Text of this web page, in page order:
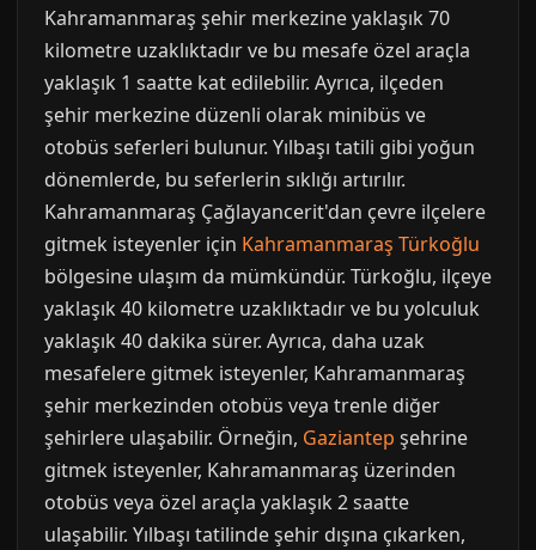
Kahramanmaraş şehir merkezine yaklaşık 70
kilometre uzaklıktadır ve bu mesafe özel araçla
yaklaşık 1 saatte kat edilebilir. Ayrıca, ilçeden
şehir merkezine düzenli olarak minibüs ve
otobüs seferleri bulunur. Yılbaşı tatili gibi yoğun
dönemlerde, bu seferlerin sıklığı artırılır.
Kahramanmaraş Çağlayancerit'dan çevre ilçelere
gitmek isteyenler için Kahramanmaraş Türkoğlu
bölgesine ulaşım da mümkündür. Türkoğlu, ilçeye
yaklaşık 40 kilometre uzaklıktadır ve bu yolculuk
yaklaşık 40 dakika sürer. Ayrıca, daha uzak
mesafelere gitmek isteyenler, Kahramanmaraş
şehir merkezinden otobüs veya trenle diğer
şehirlere ulaşabilir. Örneğin, Gaziantep şehrine
gitmek isteyenler, Kahramanmaraş üzerinden
otobüs veya özel araçla yaklaşık 2 saatte
ulaşabilir. Yılbaşı tatilinde şehir dışına çıkarken,